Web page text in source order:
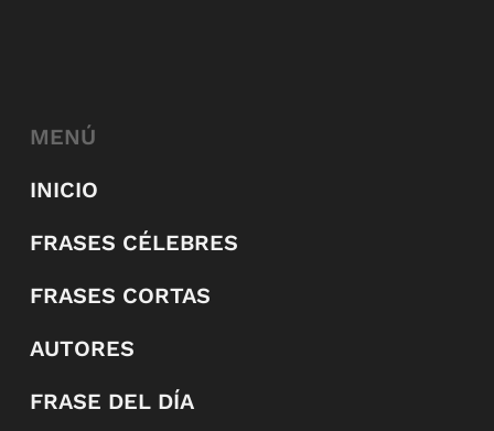
MENÚ
INICIO
FRASES CÉLEBRES
FRASES CORTAS
AUTORES
FRASE DEL DÍA